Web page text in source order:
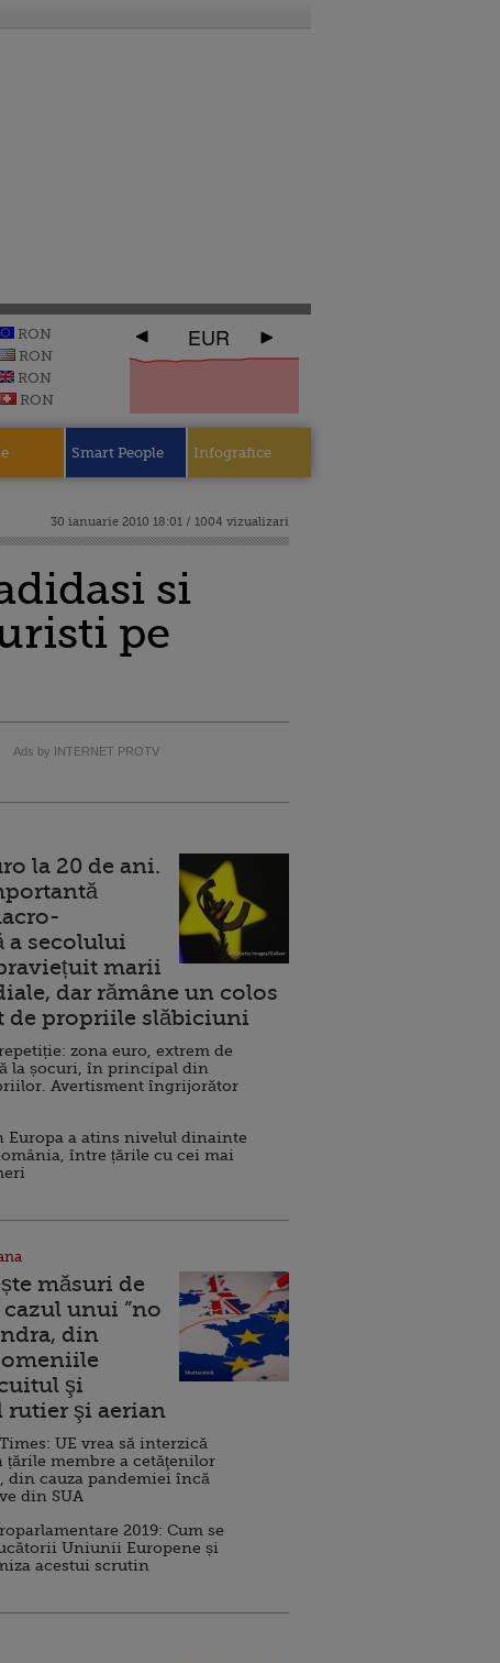
RON
RON
RON
RON
EUR
Smart People Infografice
30 ianuarie 2010 18:01 / 1004 vizualizari
si
pe
Ads by INTERNET PROTV
la 20 de ani.
a secolului
marii
dar rămâne un colos
de propriile slăbiciuni
zona euro, extrem de
la șocuri, în principal din
Avertisment îngrijorător
Europa a atins nivelul dinainte
între țările cu cei mai
măsuri de
unui ”no
din
şi
rutier şi aerian
UE vrea să interzică
țările membre a cetăţenilor
din cauza pandemiei încă
din SUA
2019: Cum se
Uniunii Europene și
acestui scrutin